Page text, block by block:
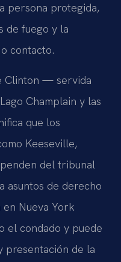
persona protegida,
de fuego y la
contacto.
Clinton — servida
Champlain y las
que los
Keeseville,
del tribunal
asuntos de derecho
Nueva York
el condado y puede
presentación de la